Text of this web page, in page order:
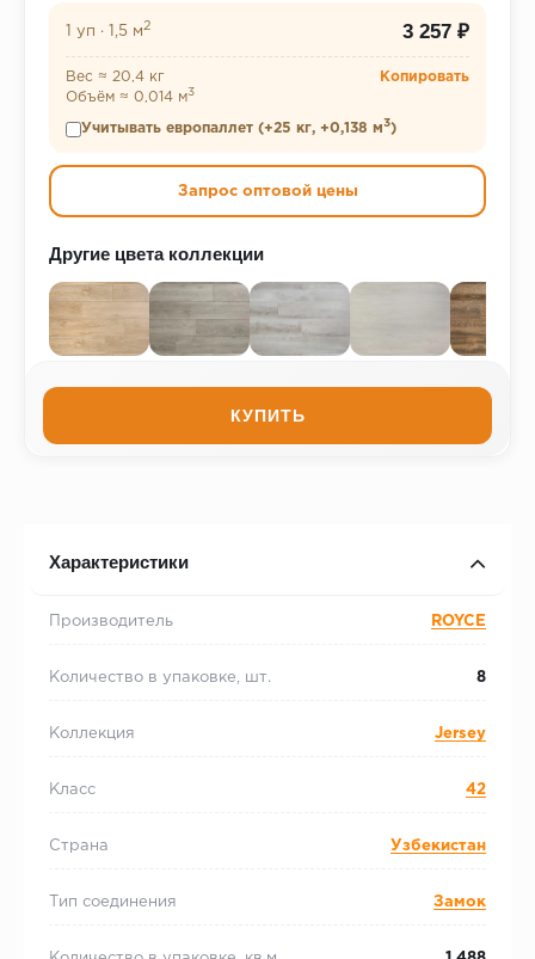
1 уп · 1,5 м 2 3 257 ₽
Вес ≈ 20,4 кг
Объём ≈ 0,014 м3
Копировать
Учитывать европаллет (+25 кг, +0,138 м3)
Запрос оптовой цены
Другие цвета коллекции
КУПИТЬ
Характеристики
Производитель ROYCE
Количество в упаковке, шт. 8
Коллекция Jersey
Класс 42
Страна Узбекистан
Тип соединения Замок